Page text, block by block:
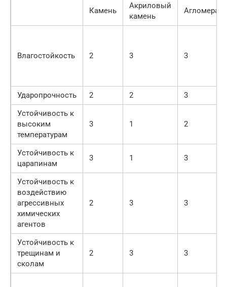
Камень
Акриловый
камень
Агломерат
Влагостойкость 2 3 3
Ударопрочность 2 2
3
Устойчивость к
высоким
температурам
3 1 2
Устойчивость к
царапинам
3 1 3
Устойчивость к
воздействию
агрессивных
химических
агентов
2 3 3
Устойчивость к
трещинам и
сколам
2 3 3